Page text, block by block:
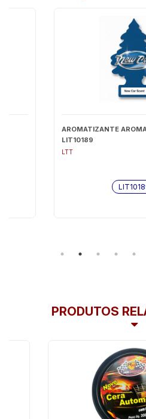
AROMATIZANTE
LIT10189
LTT
PRODUTOS